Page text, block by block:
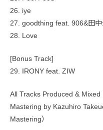
26. iye
27. goodthing feat. 906&田
28. Love
[Bonus Track]
29. IRONY feat. ZIW
All Tracks Produced & Mixed
Mastering by Kazuhiro
Mastering）